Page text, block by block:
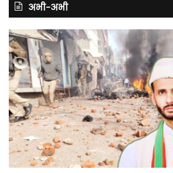
अभी-अभी